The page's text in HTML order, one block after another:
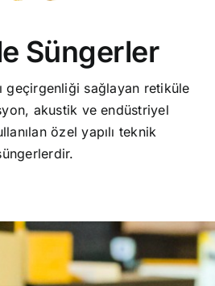
Süngerler
geçirgenliği sağlayan retiküle
akustik ve endüstriyel
özel yapılı teknik